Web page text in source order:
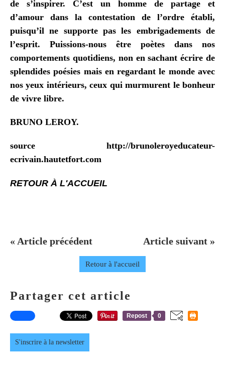
de s’inspirer. C’est un homme de partage et
d’amour dans la contestation de l’ordre établi,
puisqu’il ne supporte pas les embrigadements de
l’esprit. Puissions-nous être poètes dans nos
comportements quotidiens, non en sachant écrire de
splendides poésies mais en regardant le monde avec
nos yeux intérieurs, ceux qui murmurent le bonheur
de vivre libre.
BRUNO LEROY.
source http://brunoleroyeducateur-
ecrivain.hautetfort.com
RETOUR À L'ACCUEIL
« Article précédent Article suivant »
Retour à l'accueil
Partager cet article
Repost 0
S'inscrire à la newsletter